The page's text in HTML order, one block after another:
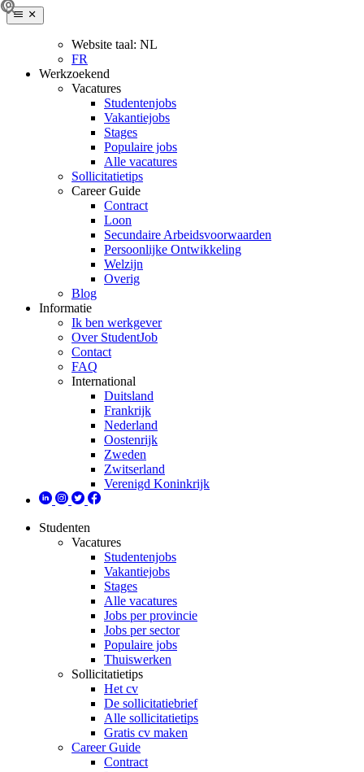
Website taal: NL
FR
Werkzoekend
Vacatures
Studentenjobs
Vakantiejobs
Stages
Populaire jobs
Alle vacatures
Sollicitatietips
Career Guide
Contract
Loon
Secundaire Arbeidsvoorwaarden
Persoonlijke Ontwikkeling
Welzijn
Overig
Blog
Informatie
Ik ben werkgever
Over StudentJob
Contact
FAQ
International
Duitsland
Frankrijk
Nederland
Oostenrijk
Zweden
Zwitserland
Verenigd Koninkrijk
Studenten
Vacatures
Studentenjobs
Vakantiejobs
Stages
Alle vacatures
Jobs per provincie
Jobs per sector
Populaire jobs
Thuiswerken
Sollicitatietips
Het cv
De sollicitatiebrief
Alle sollicitatietips
Gratis cv maken
Career Guide
Contract